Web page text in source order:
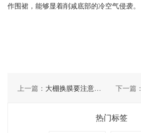
作围裙，能够显着削减底部的冷空气侵袭。
上一篇： 大棚换膜要注意哪些事项 下一篇：
热门标签